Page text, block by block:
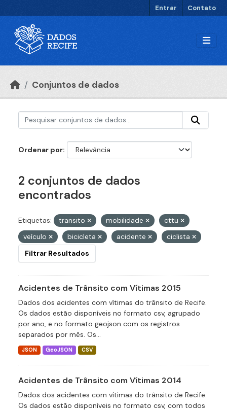
Entrar Contato
Conjuntos de dados
Ordenar por
2 conjuntos de dados
encontrados
Etiquetas: transito mobilidade
cttu
veículo
bicicleta acidente
ciclista
Filtrar Resultados
Acidentes de Trânsito com Vítimas 2015
Dados dos acidentes com vítimas do trânsito de Recife.
Os dados estão disponíveis no formato csv, agrupado
por ano, e no formato geojson com os registros
separados por mês. Os...
JSON GeoJSON CSV
Acidentes de Trânsito com Vítimas 2014
Dados dos acidentes com vítimas do trânsito de Recife.
Os dados estão disponíveis no formato csv, com todos